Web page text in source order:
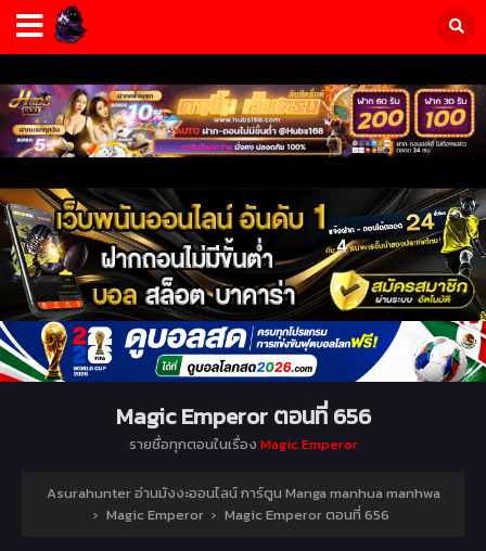
Magic Emperor ตอนที่ 656
รายชื่อทุกตอนในเรื่อง Magic Emperor
Asurahunter อ่านมังงะออนไลน์ การ์ตูน Manga manhua manhwa
› Magic Emperor › Magic Emperor ตอนที่ 656